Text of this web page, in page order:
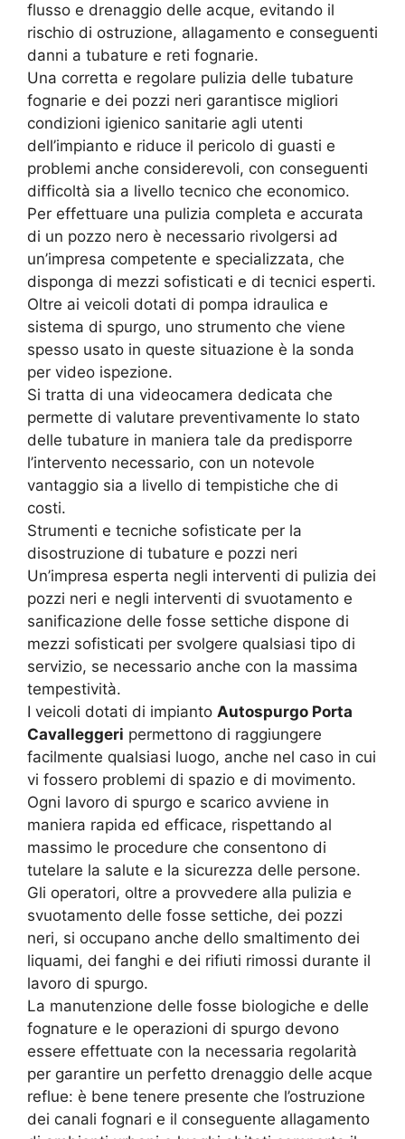
flusso e drenaggio delle acque, evitando il
rischio di ostruzione, allagamento e conseguenti
danni a tubature e reti fognarie.
Una corretta e regolare pulizia delle tubature
fognarie e dei pozzi neri garantisce migliori
condizioni igienico sanitarie agli utenti
dell’impianto e riduce il pericolo di guasti e
problemi anche considerevoli, con conseguenti
difficoltà sia a livello tecnico che economico.
Per effettuare una pulizia completa e accurata
di un pozzo nero è necessario rivolgersi ad
un’impresa competente e specializzata, che
disponga di mezzi sofisticati e di tecnici esperti.
Oltre ai veicoli dotati di pompa idraulica e
sistema di spurgo, uno strumento che viene
spesso usato in queste situazione è la sonda
per video ispezione.
Si tratta di una videocamera dedicata che
permette di valutare preventivamente lo stato
delle tubature in maniera tale da predisporre
l’intervento necessario, con un notevole
vantaggio sia a livello di tempistiche che di
costi.
Strumenti e tecniche sofisticate per la
disostruzione di tubature e pozzi neri
Un’impresa esperta negli interventi di pulizia dei
pozzi neri e negli interventi di svuotamento e
sanificazione delle fosse settiche dispone di
mezzi sofisticati per svolgere qualsiasi tipo di
servizio, se necessario anche con la massima
tempestività.
I veicoli dotati di impianto Autospurgo Porta
Cavalleggeri permettono di raggiungere
facilmente qualsiasi luogo, anche nel caso in cui
vi fossero problemi di spazio e di movimento.
Ogni lavoro di spurgo e scarico avviene in
maniera rapida ed efficace, rispettando al
massimo le procedure che consentono di
tutelare la salute e la sicurezza delle persone.
Gli operatori, oltre a provvedere alla pulizia e
svuotamento delle fosse settiche, dei pozzi
neri, si occupano anche dello smaltimento dei
liquami, dei fanghi e dei rifiuti rimossi durante il
lavoro di spurgo.
La manutenzione delle fosse biologiche e delle
fognature e le operazioni di spurgo devono
essere effettuate con la necessaria regolarità
per garantire un perfetto drenaggio delle acque
reflue: è bene tenere presente che l’ostruzione
dei canali fognari e il conseguente allagamento